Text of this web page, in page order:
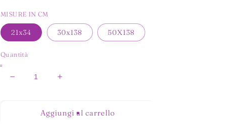
MISURE IN CM
21x34 30x138 50X138
Quantità
Diminuisci
Aumenta
FINTA
Aggiungi al carrello